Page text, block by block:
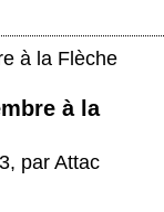
à la
, par Attac